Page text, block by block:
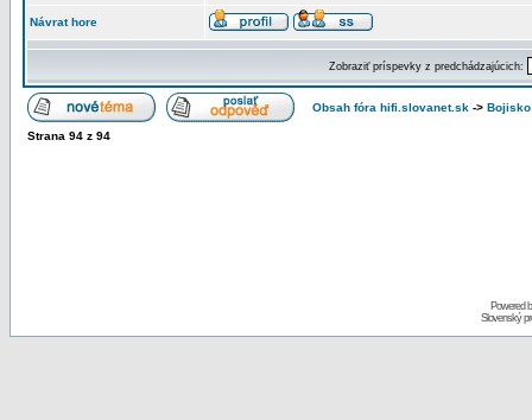
Návrat hore
Zobraziť príspevky z predchádzajúcich:
Obsah fóra hifi.slovanet.sk ->
Strana 94 z 94
Powered
Slovenský